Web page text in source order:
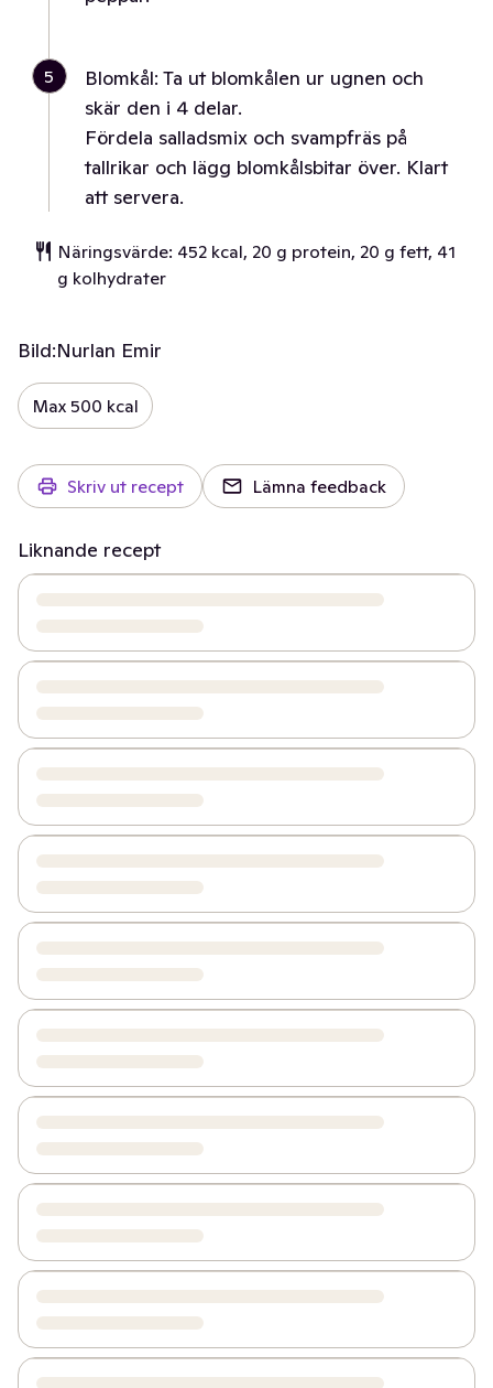
5
Blomkål: Ta ut blomkålen ur ugnen och
skär den i 4 delar.
Fördela salladsmix och svampfräs på
tallrikar och lägg blomkålsbitar över. Klart
att servera.
Näringsvärde: 452 kcal, 20 g protein, 20 g fett, 41
g kolhydrater
Bild:Nurlan Emir
Max 500 kcal
Skriv ut recept Lämna feedback
Liknande recept